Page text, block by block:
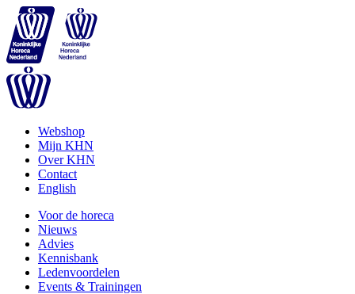
Webshop
Mijn KHN
Over KHN
Contact
English
Voor de horeca
Nieuws
Advies
Kennisbank
Ledenvoordelen
Events & Trainingen